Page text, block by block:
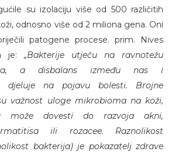
su izolaciju više od 500 različitih
odnosno više od 2 miliona gena. Oni
patogene procese. prim. Nives
je: „Bakterije utječu na ravnotežu
a disbalans između nas i
djeluje na pojavu bolesti. Brojne
važnost uloge mikrobioma na koži,
može dovesti do razvoja akni,
ili rozacee. Raznolikost
bakterija) je pokazatelj zdrave